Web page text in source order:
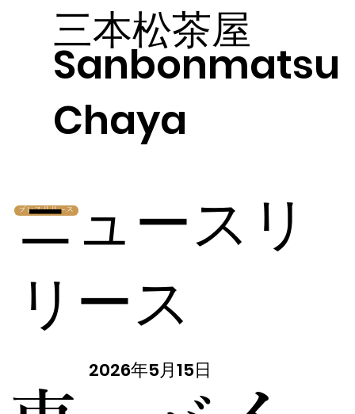
三本松茶屋
Sanbonmatsu
Chaya
プレスリリース
ニュースリ
リース
2026年5月15日